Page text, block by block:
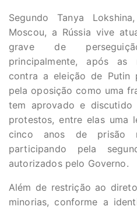
Segundo Tanya
Moscou, a Rússia vive
grave de
principalmente, após as
contra a eleição de Putin
pela oposição como uma
tem aprovado e discutido
protestos, entre elas uma
cinco anos de prisão
participando pela
autorizados pelo Governo.
Além de restrição ao
minorias, conforme a